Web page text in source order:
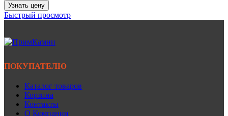
Узнать цену
Быстрый просмотр
ПОКУПАТЕЛЮ
Каталог товаров
Корзина
Контакты
О Компании